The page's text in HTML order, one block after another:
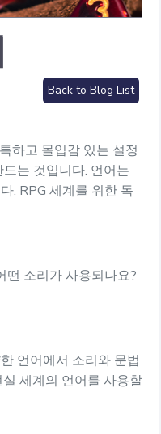
Back to Blog List
하고 몰입감 있는 설정
는 것입니다. 언어는
. RPG 세계를 위한 독
떤 소리가 사용되나요?
언어에서 소리와 문법
세계의 언어를 사용할